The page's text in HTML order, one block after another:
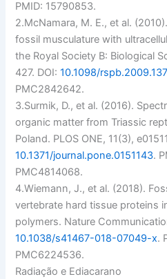
PMID: 15790853.
2.McNamara, M. E., et al.
fossil musculature with
the Royal Society B: Biological
427. DOI:10.1098/
PMC2842642.
3.Surmik, D., et al. (2016).
organic matter from Triassic
Poland. PLOS ONE, 11(3),
10.1371/journal.pone.0151143.
PMC4814068.
4.Wiemann, J., et al. (2018).
vertebrate hard tissue proteins
polymers. Nature
10.1038/s41467-018-07049-x.
PMC6224536.
Radiação e Ediacarano